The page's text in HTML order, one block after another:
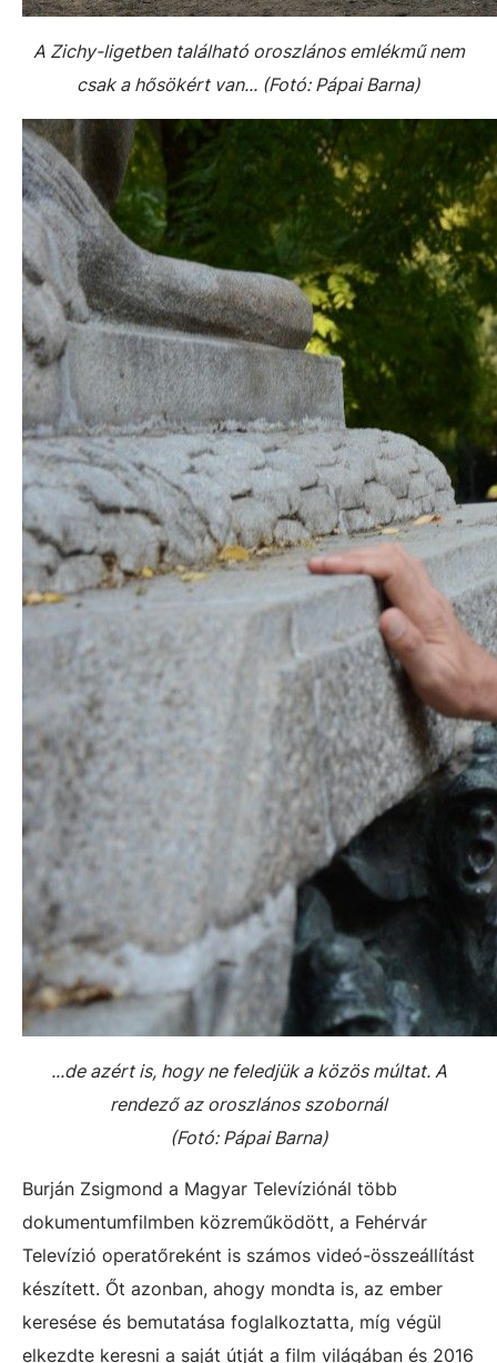
A Zichy-ligetben található oroszlános emlékmű nem
csak a hősökért van... (Fotó: Pápai Barna)
...de azért is, hogy ne feledjük a közös múltat. A
rendező az oroszlános szobornál
(Fotó: Pápai Barna)
Burján Zsigmond a Magyar Televíziónál több
dokumentumfilmben közreműködött, a Fehérvár
Televízió operatőreként is számos videó-összeállítást
készített. Őt azonban, ahogy mondta is, az ember
keresése és bemutatása foglalkoztatta, míg végül
elkezdte keresni a saját útját a film világában és 2016